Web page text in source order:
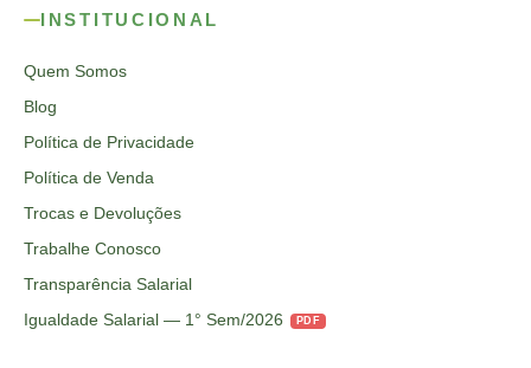
INSTITUCIONAL
Quem Somos
Blog
Política de Privacidade
Política de Venda
Trocas e Devoluções
Trabalhe Conosco
Transparência Salarial
Igualdade Salarial — 1° Sem/2026
PDF